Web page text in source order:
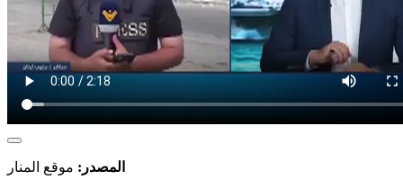
المصدر: موقع المنار